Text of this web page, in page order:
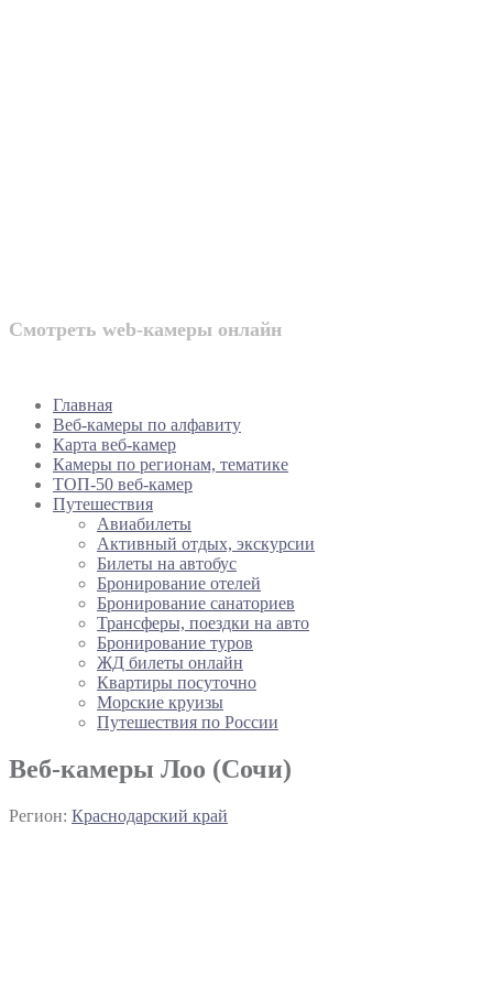
Смотреть web-камеры онлайн
Главная
Веб-камеры по алфавиту
Карта веб-камер
Камеры по регионам, тематике
ТОП-50 веб-камер
Путешествия
Авиабилеты
Активный отдых, экскурсии
Билеты на автобус
Бронирование отелей
Бронирование санаториев
Трансферы, поездки на авто
Бронирование туров
ЖД билеты онлайн
Квартиры посуточно
Морские круизы
Путешествия по России
Веб-камеры Лоо (Сочи)
Регион: Краснодарский край